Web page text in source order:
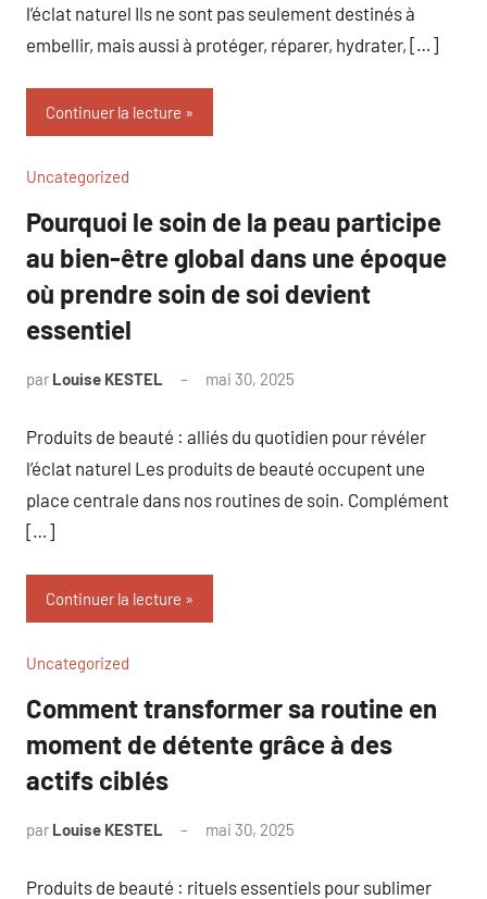
l’éclat naturel Ils ne sont pas seulement destinés à
embellir, mais aussi à protéger, réparer, hydrater, […]
Continuer la lecture
Uncategorized
Pourquoi le soin de la peau participe
au bien-être global dans une époque
où prendre soin de soi devient
essentiel
par Louise KESTEL mai 30, 2025
Produits de beauté : alliés du quotidien pour révéler
l’éclat naturel Les produits de beauté occupent une
place centrale dans nos routines de soin. Complément
[…]
Continuer la lecture
Uncategorized
Comment transformer sa routine en
moment de détente grâce à des
actifs ciblés
par Louise KESTEL mai 30, 2025
Produits de beauté : rituels essentiels pour sublimer